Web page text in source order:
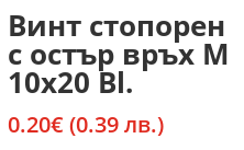
Винт стопорен
с остър връх М
10х20 Bl.
0.20€ (0.39 лв.)